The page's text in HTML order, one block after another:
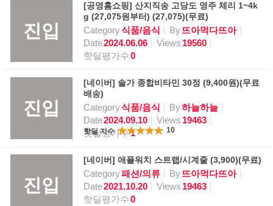
진입
[공영홈쇼핑] 산지직송 고당도 영주 체리 1~4k
g (27,075원부터) (27,075)(무료)
Category식품/음식 By뜨아먹다뜨아
Date2024.06.06 Views 19560
핫딜평가수0
진입
[네이버] 솔가 종합비타민 30정 (9,400원)(무료
배송)
Category식품/음식 By하늘하늘
Date2024.09.10 Views 19463
핫딜평가수1
핫딜 지수 10
진입
[네이버] 애플워치 스트랩/시계줄 (3,900)(무료)
Category패션/의류 By뜨아먹다뜨아
Date2021.10.20 Views 19463
핫딜평가수0